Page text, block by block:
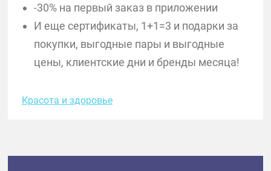
-30% на первый заказ в приложении
И еще сертификаты, 1+1=3 и подарки за
покупки, выгодные пары и выгодные
цены, клиентские дни и бренды месяца!
Красота и здоровье